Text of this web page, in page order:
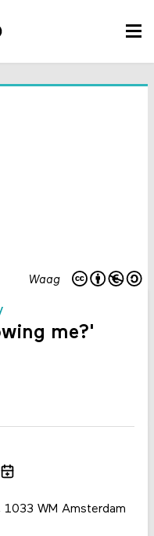
Waag
me?'
WM Amsterdam